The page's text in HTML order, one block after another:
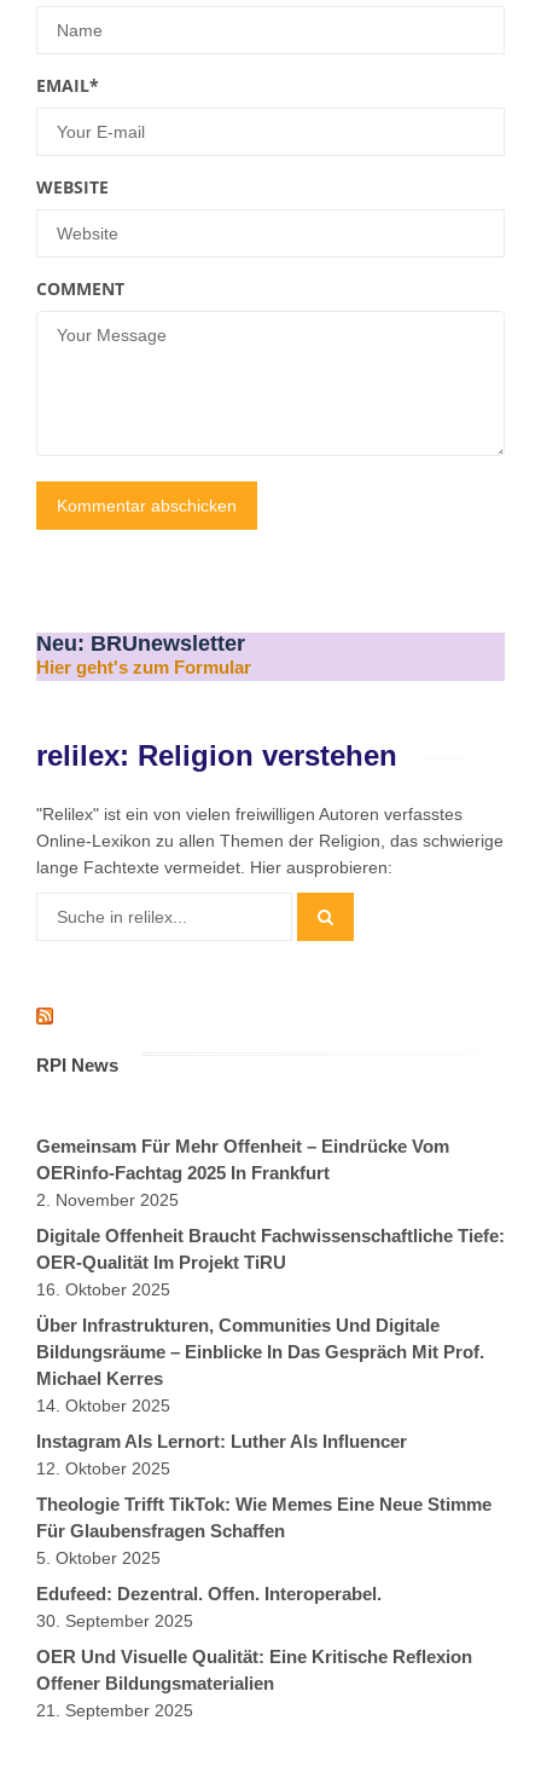
EMAIL*
WEBSITE
COMMENT
Neu: BRUnewsletter
Hier geht's zum Formular
relilex: Religion verstehen
"Relilex" ist ein von vielen freiwilligen Autoren verfasstes
Online-Lexikon zu allen Themen der Religion, das schwierige
lange Fachtexte vermeidet. Hier ausprobieren:
RPI News
Gemeinsam Für Mehr Offenheit – Eindrücke Vom
OERinfo-Fachtag 2025 In Frankfurt
2. November 2025
Digitale Offenheit Braucht Fachwissenschaftliche Tiefe:
OER-Qualität Im Projekt TiRU
16. Oktober 2025
Über Infrastrukturen, Communities Und Digitale
Bildungsräume – Einblicke In Das Gespräch Mit Prof.
Michael Kerres
14. Oktober 2025
Instagram Als Lernort: Luther Als Influencer
12. Oktober 2025
Theologie Trifft TikTok: Wie Memes Eine Neue Stimme
Für Glaubensfragen Schaffen
5. Oktober 2025
Edufeed: Dezentral. Offen. Interoperabel.
30. September 2025
OER Und Visuelle Qualität: Eine Kritische Reflexion
Offener Bildungsmaterialien
21. September 2025